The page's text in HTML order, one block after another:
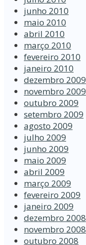
junho 2010
maio 2010
abril 2010
março 2010
fevereiro 2010
janeiro 2010
dezembro 2009
novembro 2009
outubro 2009
setembro 2009
agosto 2009
julho 2009
junho 2009
maio 2009
abril 2009
março 2009
fevereiro 2009
janeiro 2009
dezembro 2008
novembro 2008
outubro 2008